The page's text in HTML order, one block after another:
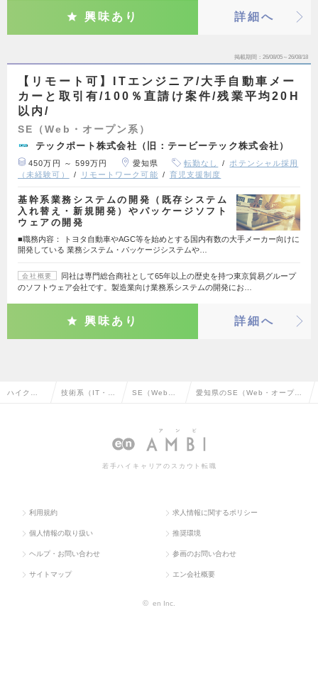
興味あり 詳細へ
掲載期間 26/08/05～26/08/18
【リモート可】ITエンジニア/大手自動車メー
カーと取引有/100％直請け案件/残業平均20H
以内/
SE（Web・オープン系）
テックポート株式会社（旧：テービーテック株式会社）
450万円 ～ 599万円 愛知県 転勤なし
ポテンシャル採用
（未経験可）
リモートワーク可能 育児支援制度
基幹系業務システムの開発（既存システム
入れ替え・新規開発）やパッケージソフト
ウェアの開発
■職務内容： トヨタ自動車やAGC等を始めとする国内有数の大手メーカー向けに
開発している 業務システム・パッケージシステムや…
会社概要
同社は専門総合商社として65年以上の歴史を持つ東京貿易グループ
のソフトウェア会社です。製造業向け業務系システムの開発にお…
興味あり 詳細へ
ハイクラ 技術系（IT・W SE（Web・ 愛知県のSE（Web・オープン
若手ハイキャリアのスカウト転職
利用規約 求人情報に関するポリシー
個人情報の取り扱い 推奨環境
ヘルプ・お問い合わせ 参画のお問い合わせ
サイトマップ エン会社概要
© en Inc.